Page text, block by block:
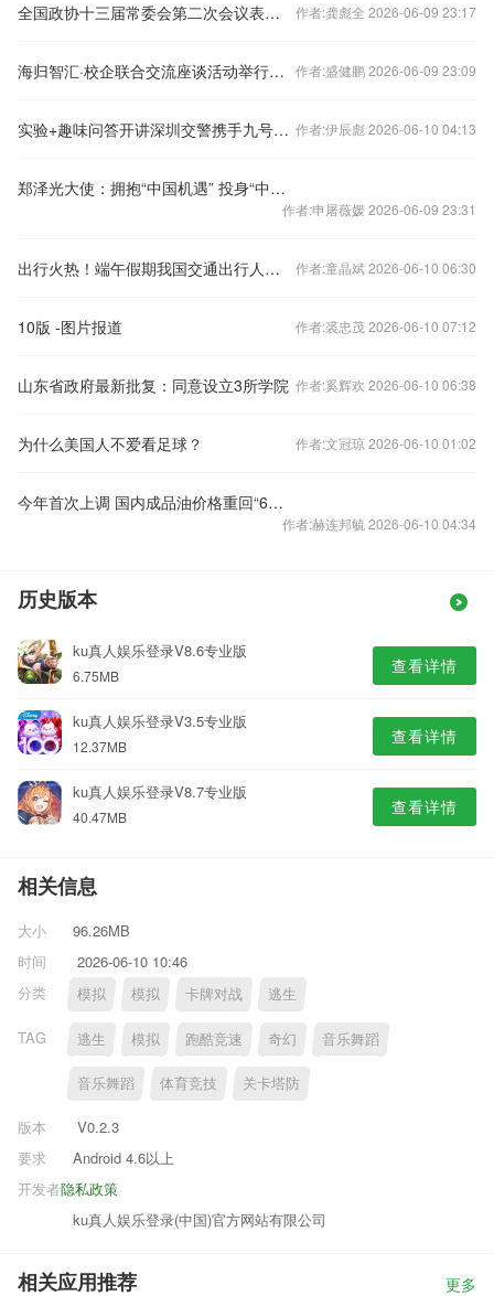
全国政协十三届常委会第二次会议表决通过有关人事事项 作者:龚彪全 2026-06-09 23:17
海归智汇·校企联合交流座谈活动举行（留学资讯） 作者:盛健鹏 2026-06-09 23:09
实验+趣味问答开讲深圳交警携手九号给南海中学学生送交通安全课 作者:伊辰彪 2026-06-10 04:13
郑泽光大使：拥抱“中国机遇” 投身“中国梦”
作者:申屠薇媛 2026-06-09 23:31
出行火热！端午假期我国交通出行人数超6.5亿人次 作者:童晶斌 2026-06-10 06:30
10版 -图片报道 作者:裘忠茂 2026-06-10 07:12
山东省政府最新批复：同意设立3所学院 作者:奚辉欢 2026-06-10 06:38
为什么美国人不爱看足球？ 作者:文冠琼 2026-06-10 01:02
今年首次上调 国内成品油价格重回“6元时代”
作者:赫连邦毓 2026-06-10 04:34
历史版本
ku真人娱乐登录V8.6专业版
6.75MB 查看详情
ku真人娱乐登录V3.5专业版
12.37MB 查看详情
ku真人娱乐登录V8.7专业版
40.47MB 查看详情
相关信息
大小
96.26MB
时间
2026-06-10 10:46
分类
模拟 模拟 卡牌对战 逃生
TAG 逃生 模拟 跑酷竞速 奇幻 音乐舞蹈
音乐舞蹈 体育竞技 关卡塔防
版本
V0.2.3
要求
Android 4.6以上
隐私政策
开发者
ku真人娱乐登录(中国)官方网站有限公司
相关应用推荐 更多